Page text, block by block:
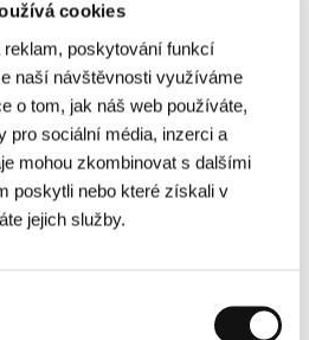
cookies
reklam, poskytování funkcí
naší návštěvnosti využíváme
o tom, jak náš web používáte,
pro sociální média, inzerci a
mohou zkombinovat s dalšími
poskytli nebo které získali v
jejich služby.